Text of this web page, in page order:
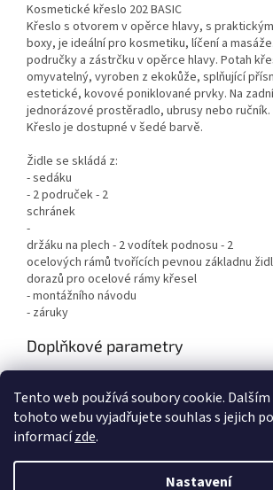
Tento web používá soubory cookie.
tohoto webu vyjadřujete souhlas s jejich
informacízde.
Nastavení
Kosmetické křeslo 202 BASIC
Křeslo s otvorem v opěrce hlavy, s
boxy, je ideální pro kosmetiku, líčení a masáže.
područky a zástrčku v opěrce hlavy. Potah
omyvatelný, vyroben z ekokůže, splňující
estetické, kovové poniklované prvky. Na
jednorázové prostěradlo, ubrusy nebo ručník.
Křeslo je dostupné v šedé barvě.
Židle se skládá z:
- sedáku
- 2 područek - 2
schránek
-
držáku na plech - 2 vodítek podnosu - 2
ocelových rámů tvořících pevnou základnu
dorazů pro ocelové rámy křesel
- montážního návodu
- záruky
Doplňkové parametry
Hmotnost
39 kg